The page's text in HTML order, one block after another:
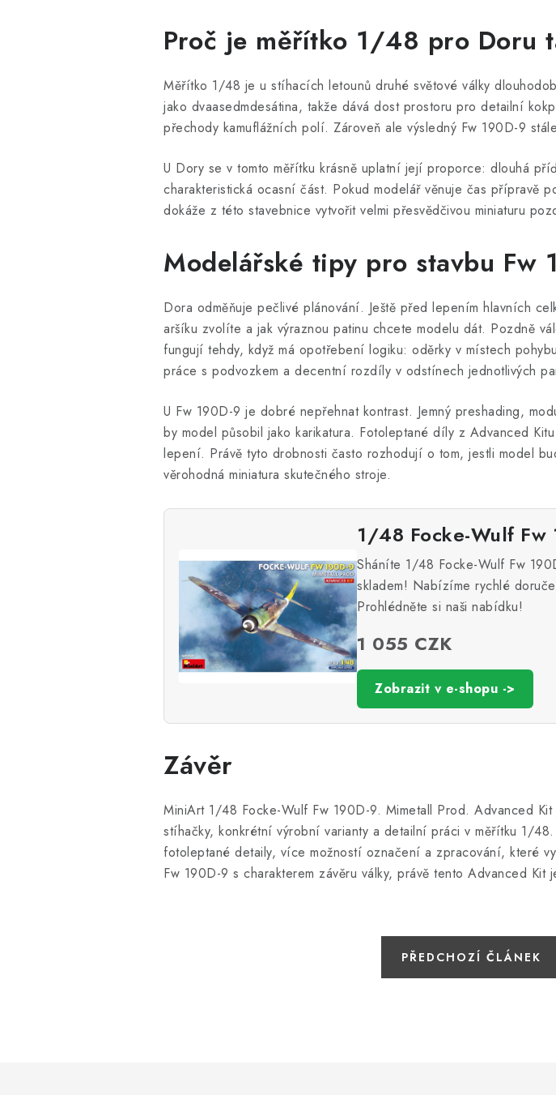
Proč je měřítko 1/48 pro Doru
Měřítko 1/48 je u stíhacích letounů druhé světové války
jako dvaasedmdesátina, takže dává dost prostoru pro detailní
přechody kamuflážních polí. Zároveň ale výsledný Fw 190D-9
U Dory se v tomto měřítku krásně uplatní její proporce: dlouhá
charakteristická ocasní část. Pokud modelář věnuje čas přípravě
dokáže z této stavebnice vytvořit velmi přesvědčivou miniaturu
Modelářské tipy pro stavbu Fw
Dora odměňuje pečlivé plánování. Ještě před lepením hlavních
aršíku zvolíte a jak výraznou patinu chcete modelu dát. Pozdně
fungují tehdy, když má opotřebení logiku: oděrky v místech
práce s podvozkem a decentní rozdíly v odstínech jednotlivých
U Fw 190D-9 je dobré nepřehnat kontrast. Jemný preshading,
by model působil jako karikatura. Fotoleptané díly z Advanced
lepení. Právě tyto drobnosti často rozhodují o tom, jestli model
věrohodná miniatura skutečného stroje.
1/48 Focke-Wulf
Sháníte 1/48 Focke-Wulf Fw
skladem! Nabízíme rychlé
Prohlédněte si naši nabídku!
1 055 CZK
Zobrazit v e-shopu ->
Závěr
MiniArt 1/48 Focke-Wulf Fw 190D-9. Mimetall Prod. Advanced
stíhačky, konkrétní výrobní varianty a detailní práci v měřítku 1/
fotoleptané detaily, více možností označení a zpracování, které
Fw 190D-9 s charakterem závěru války, právě tento Advanced Kit
PŘEDCHOZÍ ČLÁNEK